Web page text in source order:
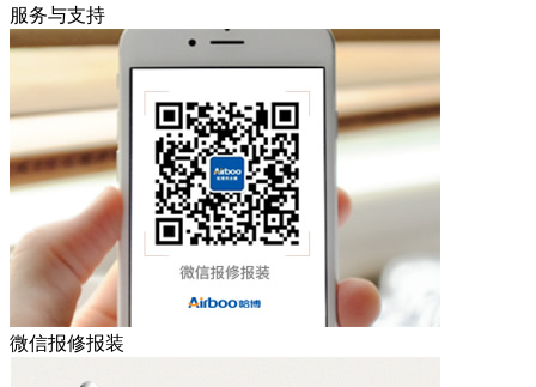
服务与支持
微信报修报装